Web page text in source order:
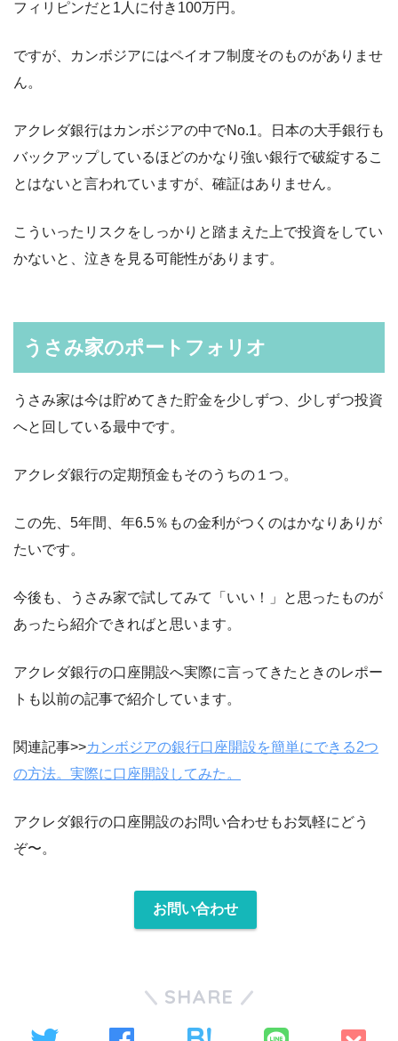
フィリピンだと1人に付き100万円。
ですが、カンボジアにはペイオフ制度そのものがありませ
ん。
アクレダ銀行はカンボジアの中でNo.1。日本の大手銀行も
バックアップしているほどのかなり強い銀行で破綻するこ
とはないと言われていますが、確証はありません。
こういったリスクをしっかりと踏まえた上で投資をしてい
かないと、泣きを見る可能性があります。
うさみ家のポートフォリオ
うさみ家は今は貯めてきた貯金を少しずつ、少しずつ投資
へと回している最中です。
アクレダ銀行の定期預金もそのうちの１つ。
この先、5年間、年6.5％もの金利がつくのはかなりありが
たいです。
今後も、うさみ家で試してみて「いい！」と思ったものが
あったら紹介できればと思います。
アクレダ銀行の口座開設へ実際に言ってきたときのレポー
トも以前の記事で紹介しています。
関連記事>>カンボジアの銀行口座開設を簡単にできる2つ
の方法。実際に口座開設してみた。
アクレダ銀行の口座開設のお問い合わせもお気軽にどう
ぞ〜。
お問い合わせ
SHARE